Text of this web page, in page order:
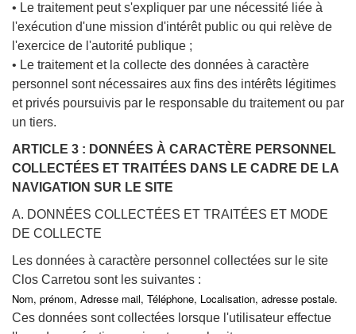
• Le traitement peut s'expliquer par une nécessité liée à
l'exécution d'une mission d'intérêt public ou qui relève de
l'exercice de l'autorité publique ;
• Le traitement et la collecte des données à caractère
personnel sont nécessaires aux fins des intérêts légitimes
et privés poursuivis par le responsable du traitement ou par
un tiers.
ARTICLE 3 : DONNÉES À CARACTÈRE PERSONNEL
COLLECTÉES ET TRAITÉES DANS LE CADRE DE LA
NAVIGATION SUR LE SITE
A. DONNÉES COLLECTÉES ET TRAITÉES ET MODE
DE COLLECTE
Les données à caractère personnel collectées sur le site
Clos Carretou sont les suivantes :
Nom, prénom, Adresse mail, Téléphone, Localisation, adresse postale.
Ces données sont collectées lorsque l'utilisateur effectue